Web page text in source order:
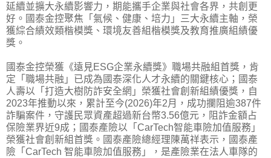
延續並擴大永續影響力，期能攜手企業與社會各界，共創更
好。國泰金控聚焦「氣候、健康、培力」三大永續主軸，榮
獲綜合績效類楷模獎、環境友善組楷模獎及教育推廣組績優
獎。
國泰金控榮獲《遠見ESG企業永續獎》職場共融組首獎，肯
定「職場共融」已成為國泰深化人才永續的關鍵核心；國泰
人壽以「打造大樹防詐安全網」榮獲社會創新組績優獎，自
2023年推動以來，累計至今(2026)年2月，成功攔阻逾387件
詐騙案件，守護民眾資產超過新台幣3.56億元，阻詐金額占
保險業界近9成；國泰產險以「CarTech智能車險加值服務」
榮獲社會創新組首獎。國泰產險總經理陳萬祥表示，國泰產
險「CarTech 智能車險加值服務」，是產險業在法人車隊的